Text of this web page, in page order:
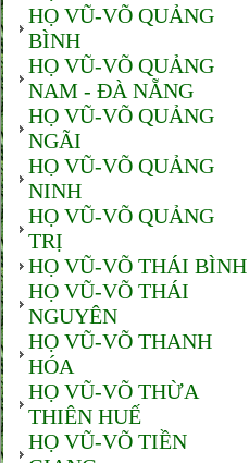
HỌ VŨ-VÕ QUẢNG
BÌNH
HỌ VŨ-VÕ QUẢNG
NAM - ĐÀ NẴNG
HỌ VŨ-VÕ QUẢNG
NGÃI
HỌ VŨ-VÕ QUẢNG
NINH
HỌ VŨ-VÕ QUẢNG
TRỊ
HỌ VŨ-VÕ THÁI BÌNH
HỌ VŨ-VÕ THÁI
NGUYÊN
HỌ VŨ-VÕ THANH
HÓA
HỌ VŨ-VÕ THỪA
THIÊN HUẾ
HỌ VŨ-VÕ TIỀN